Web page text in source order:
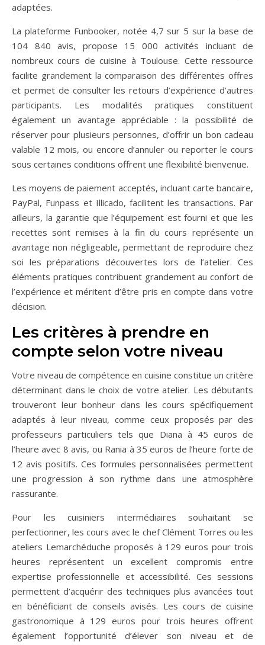
adaptées.
La plateforme Funbooker, notée 4,7 sur 5 sur la base de
104 840 avis, propose 15 000 activités incluant de
nombreux cours de cuisine à Toulouse. Cette ressource
facilite grandement la comparaison des différentes offres
et permet de consulter les retours d’expérience d’autres
participants. Les modalités pratiques constituent
également un avantage appréciable : la possibilité de
réserver pour plusieurs personnes, d’offrir un bon cadeau
valable 12 mois, ou encore d’annuler ou reporter le cours
sous certaines conditions offrent une flexibilité bienvenue.
Les moyens de paiement acceptés, incluant carte bancaire,
PayPal, Funpass et Illicado, facilitent les transactions. Par
ailleurs, la garantie que l’équipement est fourni et que les
recettes sont remises à la fin du cours représente un
avantage non négligeable, permettant de reproduire chez
soi les préparations découvertes lors de l’atelier. Ces
éléments pratiques contribuent grandement au confort de
l’expérience et méritent d’être pris en compte dans votre
décision.
Les critères à prendre en
compte selon votre niveau
Votre niveau de compétence en cuisine constitue un critère
déterminant dans le choix de votre atelier. Les débutants
trouveront leur bonheur dans les cours spécifiquement
adaptés à leur niveau, comme ceux proposés par des
professeurs particuliers tels que Diana à 45 euros de
l’heure avec 8 avis, ou Rania à 35 euros de l’heure forte de
12 avis positifs. Ces formules personnalisées permettent
une progression à son rythme dans une atmosphère
rassurante.
Pour les cuisiniers intermédiaires souhaitant se
perfectionner, les cours avec le chef Clément Torres ou les
ateliers Lemarchéduche proposés à 129 euros pour trois
heures représentent un excellent compromis entre
expertise professionnelle et accessibilité. Ces sessions
permettent d’acquérir des techniques plus avancées tout
en bénéficiant de conseils avisés. Les cours de cuisine
gastronomique à 129 euros pour trois heures offrent
également l’opportunité d’élever son niveau et de